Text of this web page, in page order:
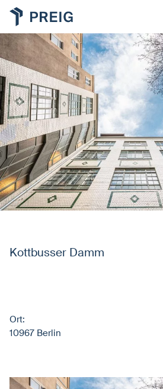
Kottbusser Damm
Ort:
10967 Berlin